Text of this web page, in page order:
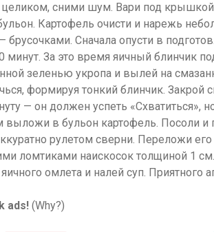
сними шум. Вари под
Картофель очисти и нарежь
брусочками. Сначала опусти в
минут. За это время яичный блинчик
зеленью укропа и вылей на
формируя тонкий блинчик.
— он должен успеть «Схватиться»,
в бульон картофель. Посоли и
рулетом сверни. Переложи
ломтиками наискосок толщиной 1
омлета и налей суп. Приятного
ads! (Why?)